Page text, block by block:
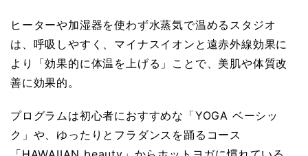
ヒーターや加湿器を使わず水蒸気で温めるスタジオ
は、呼吸しやすく、マイナスイオンと遠赤外線効果に
より「効果的に体温を上げる」ことで、美肌や体質改
善に効果的。
プログラムは初心者におすすめな「YOGA ベーシッ
ク」や、ゆったりとフラダンスを踊るコース